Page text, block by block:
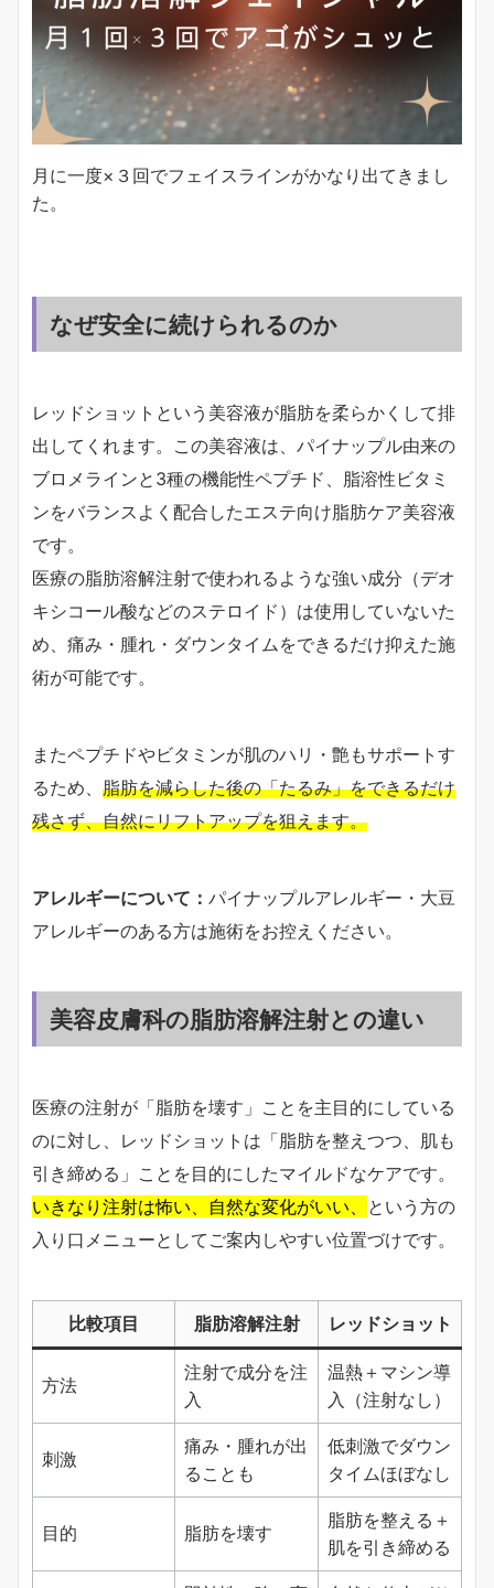
月に一度×３回でフェイスラインがかなり出てきまし
た。
なぜ安全に続けられるのか
レッドショットという美容液が脂肪を柔らかくして排
出してくれます。この美容液は、パイナップル由来の
ブロメラインと3種の機能性ペプチド、脂溶性ビタミ
ンをバランスよく配合したエステ向け脂肪ケア美容液
です。
医療の脂肪溶解注射で使われるような強い成分（デオ
キシコール酸などのステロイド）は使用していないた
め、痛み・腫れ・ダウンタイムをできるだけ抑えた施
術が可能です。
またペプチドやビタミンが肌のハリ・艶もサポートす
るため、 脂肪を減らした後の「たるみ」をできるだけ
残さず、自然にリフトアップを狙えます。
アレルギーについて： パイナップルアレルギー・大豆
アレルギーのある方は施術をお控えください。
美容皮膚科の脂肪溶解注射との違い
医療の注射が「脂肪を壊す」ことを主目的にしている
のに対し、レッドショットは「脂肪を整えつつ、肌も
引き締める」ことを目的にしたマイルドなケアです。
いきなり注射は怖い、自然な変化がいい、 という方の
入り口メニューとしてご案内しやすい位置づけです。
比較項目 脂肪溶解注射 レッドショット
方法
注射で成分を注
入
温熱＋マシン導
入（注射なし）
刺激
痛み・腫れが出
ることも
低刺激でダウン
タイムほぼなし
目的 脂肪を壊す
脂肪を整える＋
肌を引き締める